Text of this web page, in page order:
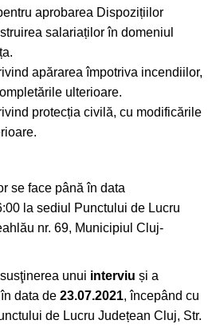
aprobarea Dispozițiilor
salariaților în domeniul
apărarea împotriva incendiilor,
ulterioare.
protecția civilă, cu modificările
se face până în data
la sediul Punctului de Lucru
nr. 69, Municipiul Cluj-
unui interviu și a
în data de 23.07.2021, începând cu
de Lucru Județean Cluj, Str.